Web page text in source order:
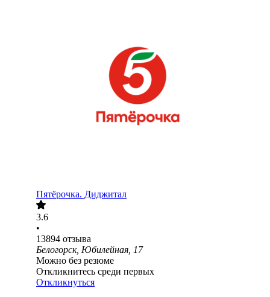
Пятёрочка. Диджитал
3.6
•
13894 отзыва
Белогорск, Юбилейная, 17
Можно без резюме
Откликнитесь среди первых
Откликнуться